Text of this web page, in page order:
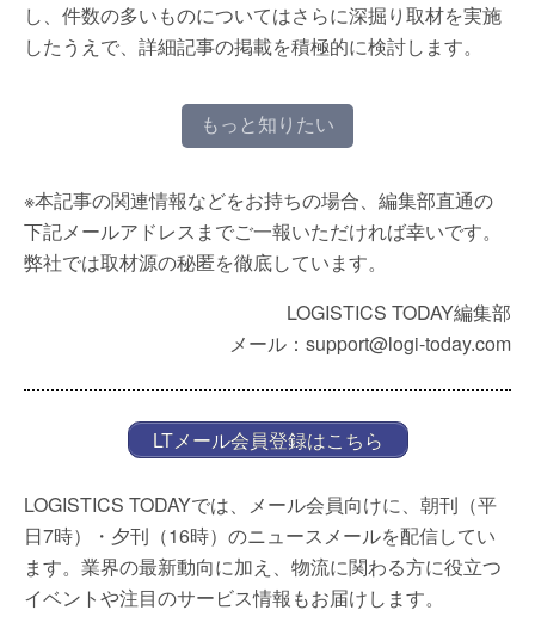
し、件数の多いものについてはさらに深掘り取材を実施
したうえで、詳細記事の掲載を積極的に検討します。
もっと知りたい
※本記事の関連情報などをお持ちの場合、編集部直通の
下記メールアドレスまでご一報いただければ幸いです。
弊社では取材源の秘匿を徹底しています。
LOGISTICS TODAY編集部
メール：support@logi-today.com
LTメール会員登録はこちら
LOGISTICS TODAYでは、メール会員向けに、朝刊（平
日7時）・夕刊（16時）のニュースメールを配信してい
ます。業界の最新動向に加え、物流に関わる方に役立つ
イベントや注目のサービス情報もお届けします。